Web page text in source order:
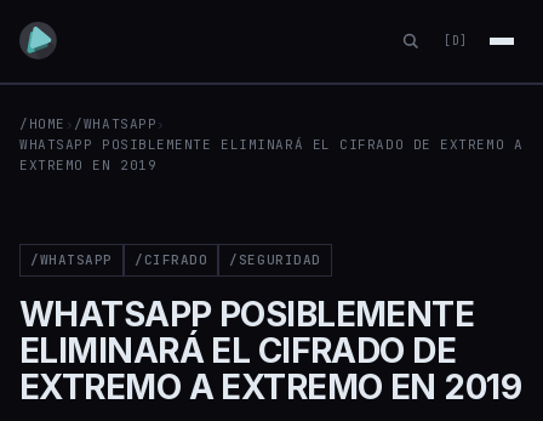
[D]
/HOME › /WHATSAPP ›
WHATSAPP POSIBLEMENTE ELIMINARÁ EL CIFRADO DE EXTREMO A
EXTREMO EN 2019
/WHATSAPP /CIFRADO /SEGURIDAD
WHATSAPP POSIBLEMENTE
ELIMINARÁ EL CIFRADO DE
EXTREMO A EXTREMO EN 2019